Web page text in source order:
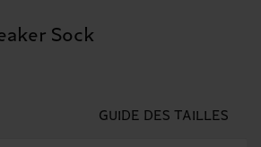
Sock
GUIDE DES TAILLES